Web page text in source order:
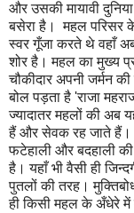
और उसकी मायावी
बसेरा है। महल परिसर
स्वरगूँजा करते थे वहाँ
शोर है। महल का मुख्य
चौकीदार अपनी जर्मन
बोल पड़ता है 'राजा
ज्यादातर महलों की अब
हैं और सेवक रह जाते
फटेहाली और बदहाली की
है। यहाँ भी वैसी ही
पुतलों की तरह।
ही किसी महल केअँधेरे में